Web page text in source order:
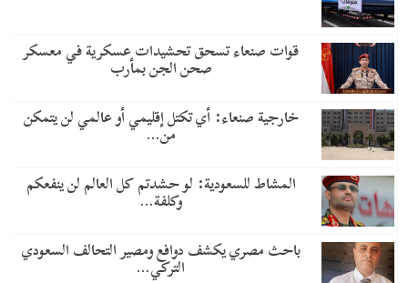
قوات صنعاء تسحق تحشيدات عسكرية في معسكر
صحن الجن بمأرب
خارجية صنعاء: أي تكتل إقليمي أو عالمي لن يتمكن
من…
المشاط للسعودية: لو حشدتم كل العالم لن ينفعكم
وكلفة…
باحث مصري يكشف دوافع ومصير التحالف السعودي
التركي…